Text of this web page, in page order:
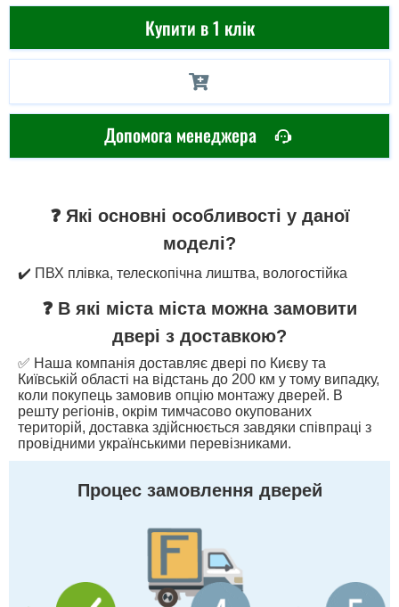
Купити в 1 клік
Допомога менеджера
❓ Які основні особливості у даної
моделі?
✔️ ПВХ плівка, телескопічна лиштва, вологостійка
❓ В які міста міста можна замовити
двері з доставкою?
✅ Наша компанія доставляє двері по Києву та
Київській області на відстань до 200 км у тому випадку,
коли покупець замовив опцію монтажу дверей. В
решту регіонів, окрім тимчасово окупованих
територій, доставка здійснюється завдяки співпраці з
провідними українськими перевізниками.
Процес замовлення дверей